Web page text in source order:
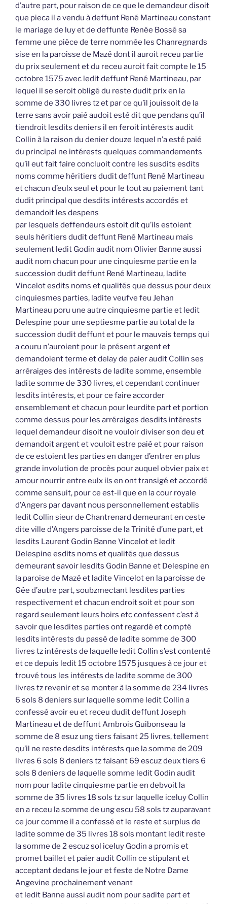
d’autre part, pour raison de ce que le demandeur disoit
que pieca il a vendu à deffunt René Martineau constant
le mariage de luy et de deffunte Renée Bossé sa
femme une pièce de terre nommée les Chanregnards
sise en la paroisse de Mazé dont il auroit receu partie
du prix seulement et du receu auroit fait compte le 15
octobre 1575 avec ledit deffunt René Martineau, par
lequel il se seroit obligé du reste dudit prix en la
somme de 330 livres tz et par ce qu’il jouissoit de la
terre sans avoir paié audoit esté dit que pendans qu’il
tiendroit lesdits deniers il en feroit intérests audit
Collin à la raison du denier douze lequel n’a esté paié
du principal ne intérests quelques commandements
qu’il eut fait faire concluoit contre les susdits esdits
noms comme héritiers dudit deffunt René Martineau
et chacun d’eulx seul et pour le tout au paiement tant
dudit principal que desdits intérests accordés et
demandoit les despens
par lesquels deffendeurs estoit dit qu’ils estoient
seuls héritiers dudit deffunt René Martineau mais
seulement ledit Godin audit nom Olivier Banne aussi
audit nom chacun pour une cinquiesme partie en la
succession dudit deffunt René Martineau, ladite
Vincelot esdits noms et qualités que dessus pour deux
cinquiesmes parties, ladite veufve feu Jehan
Martineau poru une autre cinquiesme partie et ledit
Delespine pour une septiesme partie au total de la
succession dudit deffunt et pour le mauvais temps qui
a couru n’auroient pour le présent argent et
demandoient terme et delay de paier audit Collin ses
arréraiges des intérests de ladite somme, ensemble
ladite somme de 330 livres, et cependant continuer
lesdits intérests, et pour ce faire accorder
ensemblement et chacun pour leurdite part et portion
comme dessus pour les arréraiges desdits intérests
lequel demandeur disoit ne vouloir diviser son deu et
demandoit argent et vouloit estre paié et pour raison
de ce estoient les parties en danger d’entrer en plus
grande involution de procès pour auquel obvier paix et
amour nourrir entre eulx ils en ont transigé et accordé
comme sensuit, pour ce est-il que en la cour royale
d’Angers par davant nous personnellement establis
ledit Collin sieur de Chantrenard demeurant en ceste
dite ville d’Angers paroisse de la Trinité d’une part, et
lesdits Laurent Godin Banne Vincelot et ledit
Delespine esdits noms et qualités que dessus
demeurant savoir lesdits Godin Banne et Delespine en
la paroise de Mazé et ladite Vincelot en la paroisse de
Gée d’autre part, soubzmectant lesdites parties
respectivement et chacun endroit soit et pour son
regard seulement leurs hoirs etc confessent c’est à
savoir que lesdites parties ont regardé et compté
lesdits intérests du passé de ladite somme de 300
livres tz intérests de laquelle ledit Collin s’est contenté
et ce depuis ledit 15 octobre 1575 jusques à ce jour et
trouvé tous les intérests de ladite somme de 300
livres tz revenir et se monter à la somme de 234 livres
6 sols 8 deniers sur laquelle somme ledit Collin a
confessé avoir eu et receu dudit deffunt Joseph
Martineau et de deffunt Ambrois Guibonseau la
somme de 8 esuz ung tiers faisant 25 livres, tellement
qu’il ne reste desdits intérests que la somme de 209
livres 6 sols 8 deniers tz faisant 69 escuz deux tiers 6
sols 8 deniers de laquelle somme ledit Godin audit
nom pour ladite cinquiesme partie en debvoit la
somme de 35 livres 18 sols tz sur laquelle iceluy Collin
en a receu la somme de ung escu 58 sols tz auparavant
ce jour comme il a confessé et le reste et surplus de
ladite somme de 35 livres 18 sols montant ledit reste
la somme de 2 escuz sol iceluy Godin a promis et
promet baillet et paier audit Collin ce stipulant et
acceptant dedans le jour et feste de Notre Dame
Angevine prochainement venant
et ledit Banne aussi audit nom pour sadite part et